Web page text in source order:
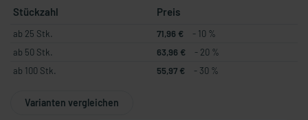
Stückzahl Preis
ab 25 Stk. 71,96 €
- 10 %
ab 50 Stk.
63,96 €
- 20 %
ab 100 Stk.
55,97 € - 30 %
Varianten vergleichen